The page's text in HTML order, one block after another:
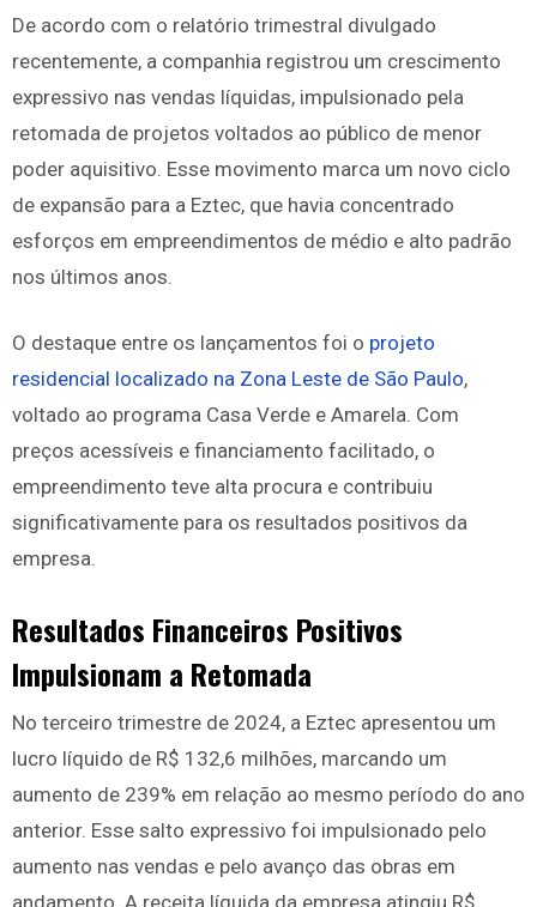
De acordo com o relatório trimestral divulgado
recentemente, a companhia registrou um crescimento
expressivo nas vendas líquidas, impulsionado pela
retomada de projetos voltados ao público de menor
poder aquisitivo. Esse movimento marca um novo ciclo
de expansão para a Eztec, que havia concentrado
esforços em empreendimentos de médio e alto padrão
nos últimos anos.
O destaque entre os lançamentos foi o projeto
residencial localizado na Zona Leste de São Paulo,
voltado ao programa Casa Verde e Amarela. Com
preços acessíveis e financiamento facilitado, o
empreendimento teve alta procura e contribuiu
significativamente para os resultados positivos da
empresa.
Resultados Financeiros Positivos
Impulsionam a Retomada
No terceiro trimestre de 2024, a Eztec apresentou um
lucro líquido de R$ 132,6 milhões, marcando um
aumento de 239% em relação ao mesmo período do ano
anterior. Esse salto expressivo foi impulsionado pelo
aumento nas vendas e pelo avanço das obras em